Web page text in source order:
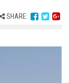
SHARE: